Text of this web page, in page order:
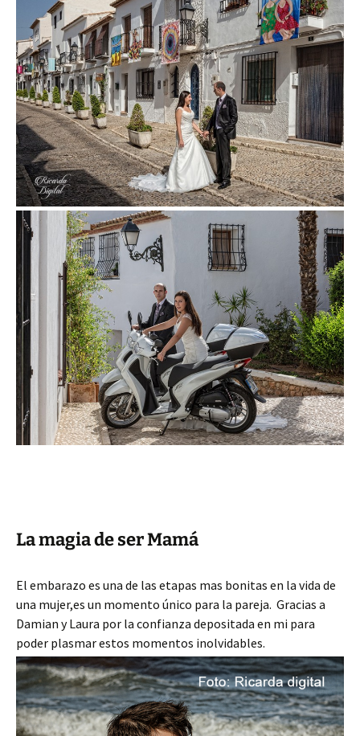
La magia de ser Mamá
El embarazo es una de las etapas mas bonitas en la vida de
una mujer,es un momento único para la pareja. Gracias a
Damian y Laura por la confianza depositada en mi para
poder plasmar estos momentos inolvidables.